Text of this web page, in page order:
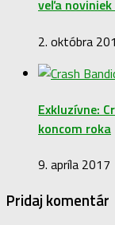
veľa noviniek
2. októbra
Exkluzívne:
koncom roka
9. apríla 2017
Pridaj komentár